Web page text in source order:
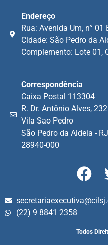
Endereço
Rua: Avenida Um, n°
Cidade: São Pedro da
Complemento: Lote 01,
Correspondência
Caixa Postal 113304
R. Dr. Antônio Alves, 232
Vila Sao Pedro
São Pedro da Aldeia - RJ
28940-000
(22) 9 8841 2358
Todos